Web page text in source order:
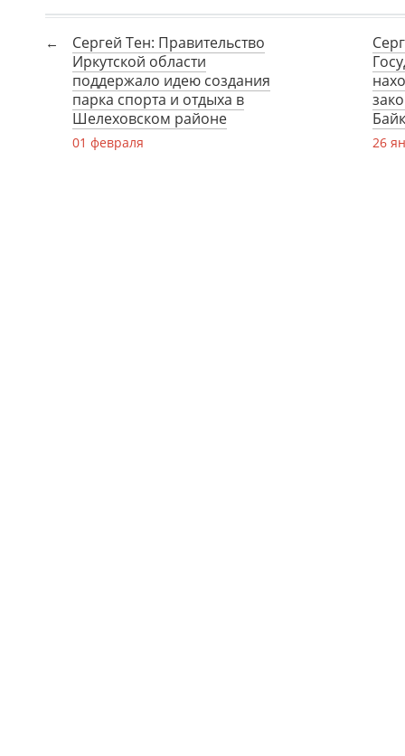
Сергей Тен: Правительство
Иркутской области
поддержало идею создания
парка спорта и отдыха в
Шелеховском районе
01 февраля 26